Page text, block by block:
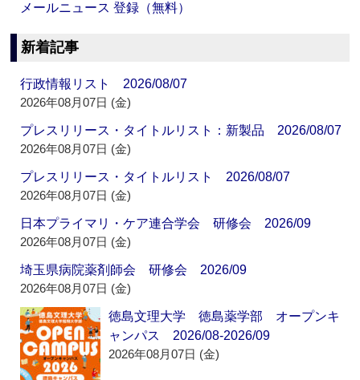
メールニュース 登録（無料）
新着記事
行政情報リスト 2026/08/07
2026年08月07日 (金)
プレスリリース・タイトルリスト：新製品 2026/08/07
2026年08月07日 (金)
プレスリリース・タイトルリスト 2026/08/07
2026年08月07日 (金)
日本プライマリ・ケア連合学会 研修会 2026/09
2026年08月07日 (金)
埼玉県病院薬剤師会 研修会 2026/09
2026年08月07日 (金)
徳島文理大学 徳島薬学部 オープンキ
ャンパス 2026/08-2026/09
2026年08月07日 (金)